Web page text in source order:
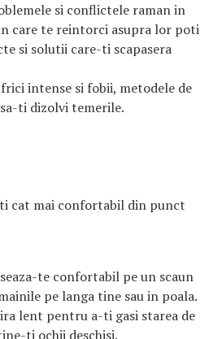
si conflictele raman in
care te reintorci asupra lor poti
si solutii care-ti scapasera
intense si fobii, metodele de
ti dizolvi temerile.
cat mai confortabil din punct
te confortabil pe un scaun
pe langa tine sau in poala.
lent pentru a-ti gasi starea de
ti ochii deschisi.